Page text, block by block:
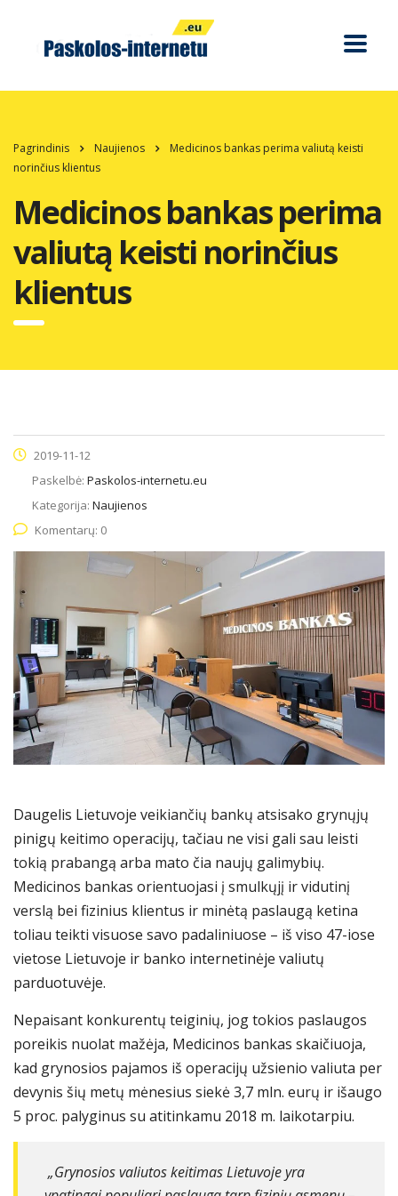
Pagrindinis Naujienos
Medicinos bankas perima valiutą keisti
norinčius klientus
Medicinos bankas perima
valiutą keisti norinčius
klientus
2019-11-12
Paskelbė: Paskolos-internetu.eu
Kategorija: Naujienos
Komentarų: 0
Daugelis Lietuvoje veikiančių bankų atsisako grynųjų
pinigų keitimo operacijų, tačiau ne visi gali sau leisti
tokią prabangą arba mato čia naujų galimybių.
Medicinos bankas orientuojasi į smulkųjį ir vidutinį
verslą bei fizinius klientus ir minėtą paslaugą ketina
toliau teikti visuose savo padaliniuose – iš viso 47-iose
vietose Lietuvoje ir banko internetinėje valiutų
parduotuvėje.
Nepaisant konkurentų teiginių, jog tokios paslaugos
poreikis nuolat mažėja, Medicinos bankas skaičiuoja,
kad grynosios pajamos iš operacijų užsienio valiuta per
devynis šių metų mėnesius siekė 3,7 mln. eurų ir išaugo
5 proc. palyginus su atitinkamu 2018 m. laikotarpiu.
„Grynosios valiutos keitimas Lietuvoje yra